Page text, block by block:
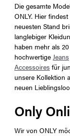
Die gesamte
ONLY. Hier
neuesten Stand
langlebiger
haben mehr als
hochwertige Jeans
Accessoires für
unsere Kollektion
neuen
Only
Wir von ONLY